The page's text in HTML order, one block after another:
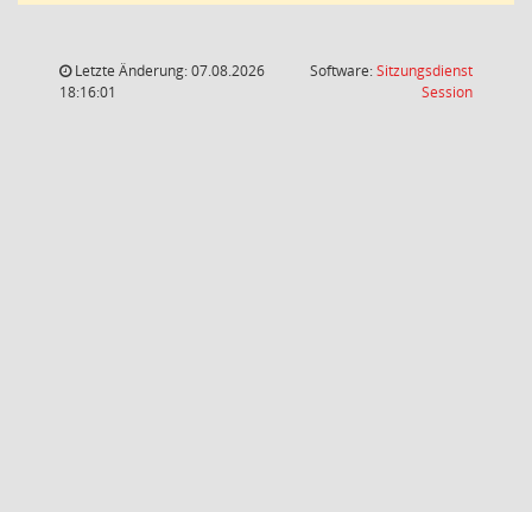
Letzte Änderung: 07.08.2026
18:16:01
Software:Sitzungsdienst
Session(Wird in